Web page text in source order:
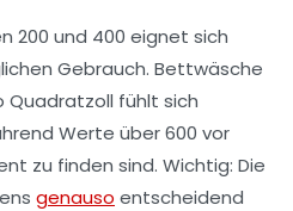
200 und 400 eignet sich
Gebrauch. Bettwäsche
Quadratzoll fühlt sich
Werte über 600 vor
zu finden sind. Wichtig: Die
genauso entscheidend